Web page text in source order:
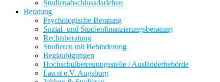
Studienabschlussdarlehen
Beratung
Psychologische Beratung
Sozial- und Studienfinanzierungsberatung
Rechtsberatung
Studieren mit Behinderung
Beglaubigungen
Hochschulbetreuungsstelle / Ausländerbehörde
f.au.st e.V. Augsburg